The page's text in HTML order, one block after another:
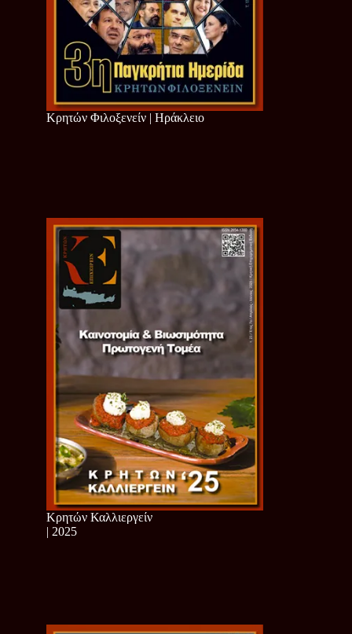
Κρητών Φιλοξενείν | Ηράκλειο
Κρητών Καλλιεργείν
| 2025